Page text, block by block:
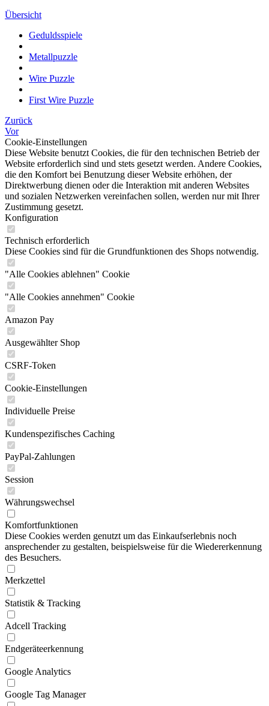
Übersicht
Geduldsspiele
Metallpuzzle
Wire Puzzle
First Wire Puzzle
Zurück
Vor
Cookie-Einstellungen
Diese Website benutzt Cookies, die für den technischen Betrieb der
Website erforderlich sind und stets gesetzt werden. Andere Cookies,
die den Komfort bei Benutzung dieser Website erhöhen, der
Direktwerbung dienen oder die Interaktion mit anderen Websites
und sozialen Netzwerken vereinfachen sollen, werden nur mit Ihrer
Zustimmung gesetzt.
Konfiguration
Technisch erforderlich
Diese Cookies sind für die Grundfunktionen des Shops notwendig.
"Alle Cookies ablehnen" Cookie
"Alle Cookies annehmen" Cookie
Amazon Pay
Ausgewählter Shop
CSRF-Token
Cookie-Einstellungen
Individuelle Preise
Kundenspezifisches Caching
PayPal-Zahlungen
Session
Währungswechsel
Komfortfunktionen
Diese Cookies werden genutzt um das Einkaufserlebnis noch
ansprechender zu gestalten, beispielsweise für die Wiedererkennung
des Besuchers.
Merkzettel
Statistik & Tracking
Adcell Tracking
Endgeräteerkennung
Google Analytics
Google Tag Manager